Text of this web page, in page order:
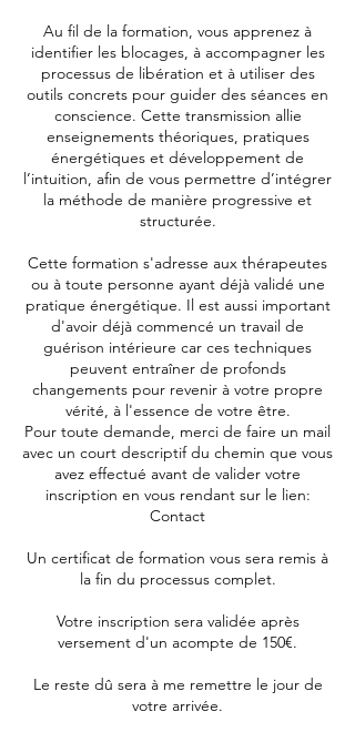
Au fil de la formation, vous apprenez à
identifier les blocages, à accompagner les
processus de libération et à utiliser des
outils concrets pour guider des séances en
conscience. Cette transmission allie
enseignements théoriques, pratiques
énergétiques et développement de
l’intuition, afin de vous permettre d’intégrer
la méthode de manière progressive et
structurée.
Cette formation s'adresse aux thérapeutes
ou à toute personne ayant déjà validé une
pratique énergétique. Il est aussi important
d'avoir déjà commencé un travail de
guérison intérieure car ces techniques
peuvent entraîner de profonds
changements pour revenir à votre propre
vérité, à l'essence de votre être.
Pour toute demande, merci de faire un mail
avec un court descriptif du chemin que vous
avez effectué avant de valider votre
inscription en vous rendant sur le lien:
Contact
Un certificat de formation vous sera remis à
la fin du processus complet.
Votre inscription sera validée après
versement d'un acompte de 150€.
Le reste dû sera à me remettre le jour de
votre arrivée.